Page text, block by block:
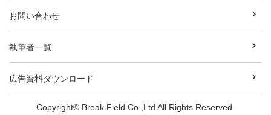
お問い合わせ
執筆者一覧
広告資料ダウンロード
Copyright© Break Field Co.,Ltd All Rights Reserved.